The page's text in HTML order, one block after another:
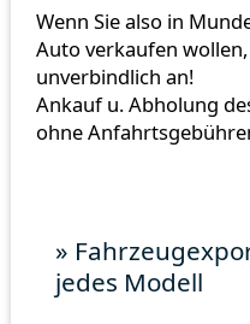
Wenn Sie also in
Auto verkaufen
unverbindlich an!
Ankauf u. Abholung
ohne
»
jedes Modell